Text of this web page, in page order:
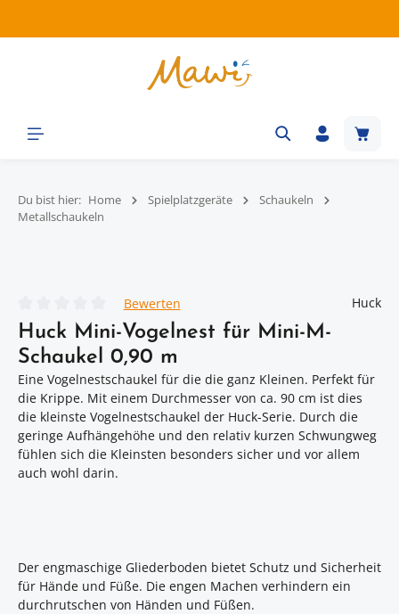
Du bist hier: Home Spielplatzgeräte
Schaukeln
Metallschaukeln
Durchschnittliche Bewertung von 0 von 5 Sternen
Bewerten Huck
Huck Mini-Vogelnest für Mini-M-
Schaukel 0,90 m
Eine Vogelnestschaukel für die die ganz Kleinen. Perfekt für
die Krippe. Mit einem Durchmesser von ca. 90 cm ist dies
die kleinste Vogelnestschaukel der Huck-Serie. Durch die
geringe Aufhängehöhe und den relativ kurzen Schwungweg
fühlen sich die Kleinsten besonders sicher und vor allem
auch wohl darin.
Der engmaschige Gliederboden bietet Schutz und Sicherheit
für Hände und Füße. Die engen Machen verhindern ein
durchrutschen von Händen und Füßen.